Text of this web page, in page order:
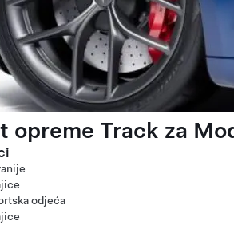
opreme Track za
odjeća